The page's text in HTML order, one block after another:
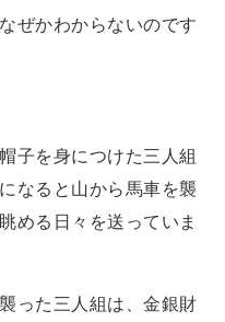
ぜかわからないのです
子を身につけた三人組
なると山から馬車を襲
める日々を送っていま
った三人組は、金銀財